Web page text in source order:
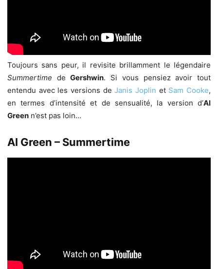
Toujours sans peur, il revisite brillamment le légendaire
Summertime deGershwin. Si vous pensiez avoir tout
entendu avec les versions deJanis Joplin et Sam Cooke,
en termes d’intensité et de sensualité, la version d’Al
Green n’est pas loin…
Al Green – Summertime